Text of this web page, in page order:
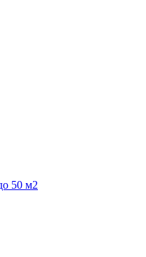
50 м2